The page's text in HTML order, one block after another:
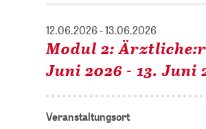
12.06.2026 - 13.06.2026
Modul 2:
Juni 2026 - 13. Juni
Veranstaltungsort